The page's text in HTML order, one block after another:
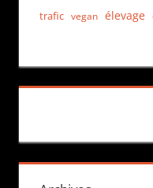
trafic vegan élevage